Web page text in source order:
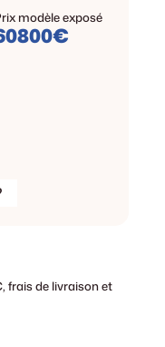
modèle exposé
frais de livraison et